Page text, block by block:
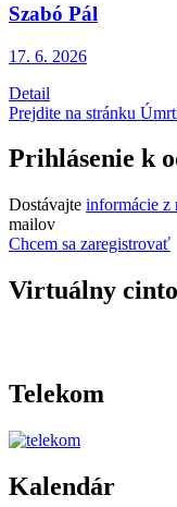
Szabó Pál
17. 6. 2026
Detail
Prejdite na stránku
Prihlásenie k
Dostávajte informácie z
mailov
Chcem sa zaregistrovať
Virtuálny
Telekom
Kalendár